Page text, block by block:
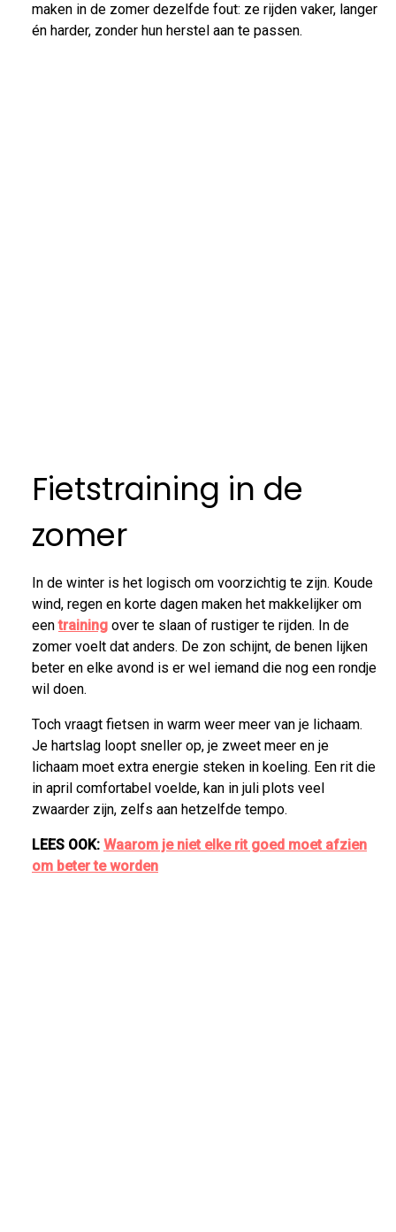
maken in de zomer dezelfde fout: ze rijden vaker, langer
én harder, zonder hun herstel aan te passen.
Fietstraining in de
zomer
In de winter is het logisch om voorzichtig te zijn. Koude
wind, regen en korte dagen maken het makkelijker om
eentraining over te slaan of rustiger te rijden. In de
zomer voelt dat anders. De zon schijnt, de benen lijken
beter en elke avond is er wel iemand die nog een rondje
wil doen.
Toch vraagt fietsen in warm weer meer van je lichaam.
Je hartslag loopt sneller op, je zweet meer en je
lichaam moet extra energie steken in koeling. Een rit die
in april comfortabel voelde, kan in juli plots veel
zwaarder zijn, zelfs aan hetzelfde tempo.
LEES OOK: Waarom je niet elke rit goed moet afzien
om beter te worden